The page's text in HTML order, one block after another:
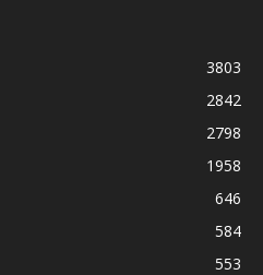
3803
2842
2798
1958
646
584
553